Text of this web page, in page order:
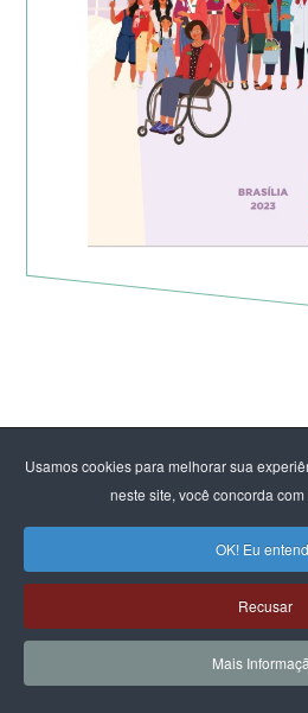
Usamos cookies para melhorar sua
neste site, você concorda
OK! Eu
Recusar
Mais